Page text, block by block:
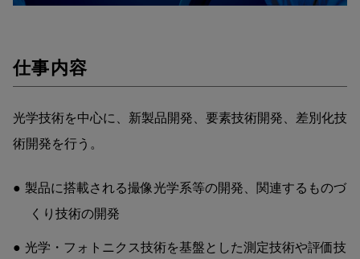
仕事内容
光学技術を中心に、新製品開発、要素技術開発、差別化技
術開発を行う。
製品に搭載される撮像光学系等の開発、関連するものづ
くり技術の開発
光学・フォトニクス技術を基盤とした測定技術や評価技